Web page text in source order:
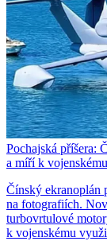
Pochajská příšera:
a míří k
Čínský ekranoplán
na fotografiích.
turbovrtulové
k vojenskému